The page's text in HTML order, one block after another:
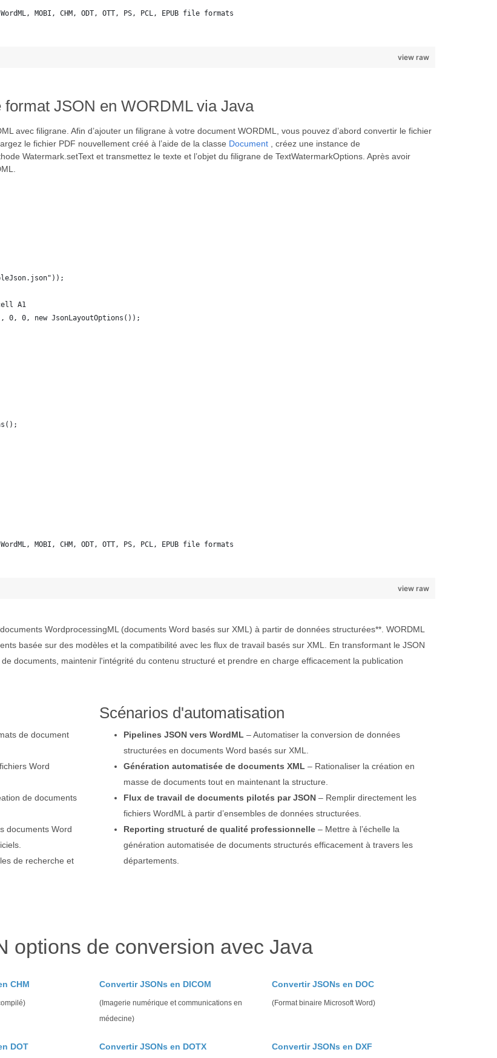
MOBI, CHM, ODT, OTT, PS, PCL, EPUB file formats
view raw
JSON en WORDML via Java
avec filigrane. Afin d’ajouter un filigrane à votre document WORDML, vous pouvez d’abord convertir le fichier
le fichier PDF nouvellement créé à l’aide de la classe Document , créez une instance de
Watermark.setText et transmettez le texte et l’objet du filigrane de TextWatermarkOptions. Après avoir
A1
0, new JsonLayoutOptions());
MOBI, CHM, ODT, OTT, PS, PCL, EPUB file formats
view raw
WordprocessingML (documents Word basés sur XML) à partir de données structurées**. WORDML
basée sur des modèles et la compatibilité avec les flux de travail basés sur XML. En transformant le JSON
documents, maintenir l'intégrité du contenu structuré et prendre en charge efficacement la publication
de document
Word
de documents
documents Word
de recherche et
Scénarios d'automatisation
Pipelines JSON vers WordML – Automatiser la conversion de données
structurées en documents Word basés sur XML.
Génération automatisée de documents XML – Rationaliser la création en
masse de documents tout en maintenant la structure.
Flux de travail de documents pilotés par JSON – Remplir directement les
fichiers WordML à partir d’ensembles de données structurées.
Reporting structuré de qualité professionnelle – Mettre à l’échelle la
génération automatisée de documents structurés efficacement à travers les
départements.
options de conversion avec Java
CHM Convertir JSONs en DICOM
(Imagerie numérique et communications en
médecine)
Convertir JSONs en DOC
(Format binaire Microsoft Word)
DOT Convertir JSONs en DOTX Convertir JSONs en DXF